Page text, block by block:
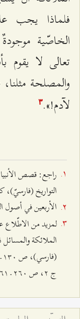
فلماذا يجب
الخاصّية
تعالى لا يقوم
والمصلحة
لآدم!».٣
التواريخ (فارسيّ)، كتاب
الأربعين في أصول
لمزيد من الاطّلاع
الملائكة
(فارسي)، ص ۱٣۰ ـ ۱۷٤؛
ج٢،ص ٢٦۰ـ